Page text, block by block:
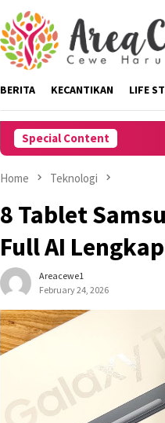
BERITA KECANTIKAN LIFE
Special Content
Home Teknologi
8 Tablet
Full AI
Areacewe1
February 24, 2026